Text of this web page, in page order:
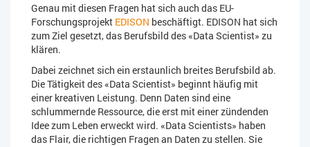
Genau mit diesen Fragen hat sich auch das EU-
Forschungsprojekt EDISON beschäftigt. EDISON hat sich
zum Ziel gesetzt, das Berufsbild des «Data Scientist» zu
klären.
Dabei zeichnet sich ein erstaunlich breites Berufsbild ab.
Die Tätigkeit des «Data Scientist» beginnt häufig mit
einer kreativen Leistung. Denn Daten sind eine
schlummernde Ressource, die erst mit einer zündenden
Idee zum Leben erweckt wird. «Data Scientists» haben
das Flair, die richtigen Fragen an Daten zu stellen. Sie